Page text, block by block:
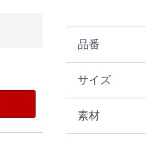
品番
サイズ
素材